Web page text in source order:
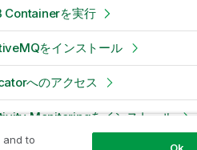
Containerを実行
をインストール
へのアクセス
Monitoringをインストール
and to